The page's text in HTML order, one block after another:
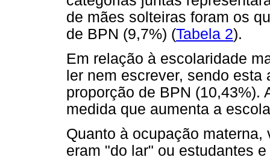
de mães solteiras foram os
de BPN (9,7%) (Tabela 2).
Em relação à escolaridade
ler nem escrever, sendo
proporção de BPN (10,43%).
medida que aumenta a
Quanto à ocupação
eram "do lar" ou estudantes